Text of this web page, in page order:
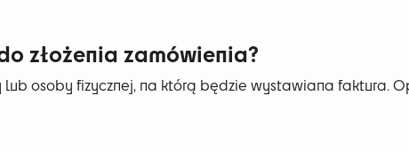
złożenia zamówienia?
osoby fizycznej, na którą będzie wystawiana faktura.